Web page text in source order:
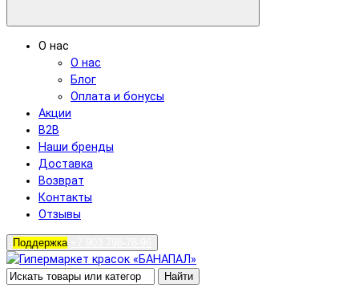
О нас
О нас
Блог
Оплата и бонусы
Акции
B2B
Наши бренды
Доставка
Возврат
Контакты
Отзывы
Поддержка
Найти